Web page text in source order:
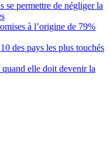
se permettre de négliger la
à l’origine de 79%
des pays les plus touchés
elle doit devenir la